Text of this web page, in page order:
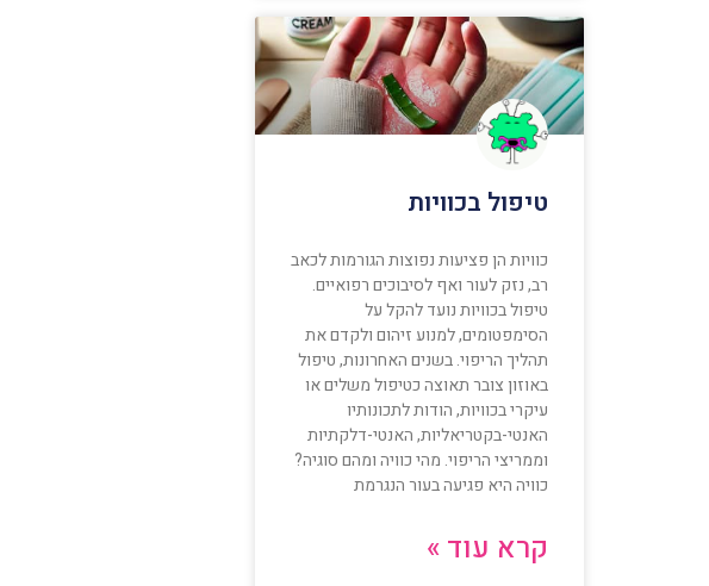
טיפול בכוויות
כוויות הן פציעות נפוצות הגורמות לכאב
רב, נזק לעור ואף לסיבוכים רפואיים.
טיפול בכוויות נועד להקל על
הסימפטומים, למנוע זיהום ולקדם את
תהליך הריפוי. בשנים האחרונות, טיפול
באוזון צובר תאוצה כטיפול משלים או
עיקרי בכוויות, הודות לתכונותיו
האנטי-בקטריאליות, האנטי-דלקתיות
וממריצי הריפוי. מהי כוויה ומהם סוגיה?
כוויה היא פגיעה בעור הנגרמת
קרא עוד »